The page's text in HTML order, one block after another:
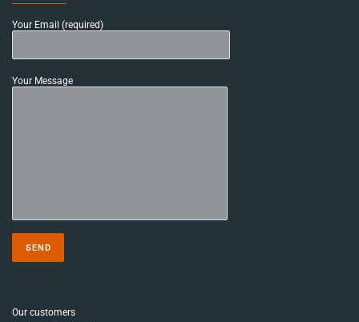
Your Email (required)
Your Message
Our customers